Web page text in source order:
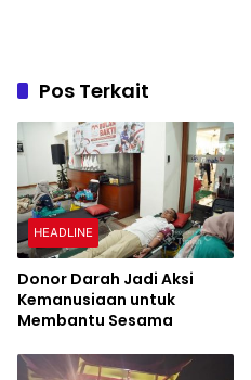
Pos Terkait
HEADLINE
Donor Darah Jadi Aksi
Kemanusiaan untuk
Membantu Sesama